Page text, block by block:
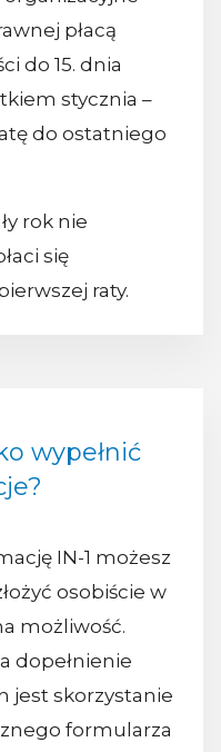
płacą
do 15. dnia
stycznia –
do ostatniego
rok nie
się
raty.
wypełnić
IN-1 możesz
osobiście w
możliwość.
dopełnienie
jest skorzystanie
formularza